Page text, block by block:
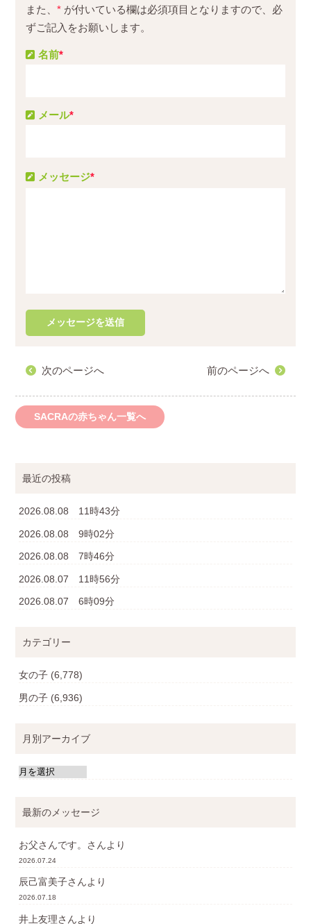
また、* が付いている欄は必須項目となりますので、必
ずご記入をお願いします。
メッセージ*
名前*
メール*
次のページへ 前のページへ
SACRAの赤ちゃん一覧へ
最近の投稿
2026.08.08 11時43分
2026.08.08 9時02分
2026.08.08 7時46分
2026.08.07 11時56分
2026.08.07 6時09分
カテゴリー
女の子 (6,778)
男の子 (6,936)
月別アーカイブ
最新のメッセージ
お父さんです。 さんより
2026.07.24
辰己富美子さんより
2026.07.18
井上友理さんより